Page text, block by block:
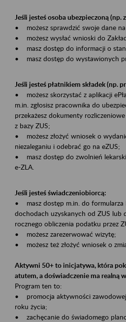
Jeśli jesteś osoba ubezpieczoną (np.
• możesz sprawdzić swoje dane na
• możesz wysłać wnioski do
• masz dostęp do informacji o
• masz dostęp do wystawionych
Jeśli jesteś płatnikiem składek (np.
• możesz skorzystać z aplikacji
m.in. zgłosisz pracownika do
przekażesz dokumenty
z bazy ZUS;
• możesz złożyć wniosek o
niezaleganiu i odebrać go na eZUS;
• masz dostęp do zwolnień
e-ZLA.
Jeśli jesteś świadczeniobiorcą:
• masz dostęp m.in. do formularza
dochodach uzyskanych od ZUS lub
rocznego obliczenia podatku przez
• możesz zarezerwować wizytę;
• możesz też złożyć wniosek o
Aktywni 50+ to inicjatywa, która
atutem, a doświadczenie ma realną
Program ten to:
• promocja aktywności
roku życia;
• zachęcanie do świadomego